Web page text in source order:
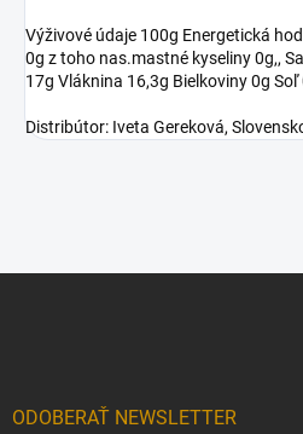
Výživové údaje 100g Energetická
0g z toho nas.mastné kyseliny 0g,,
17g Vláknina 16,3g Bielkoviny 0g Soľ
Distribútor: Iveta Gereková,
ODOBERAŤ NEWSLETTER